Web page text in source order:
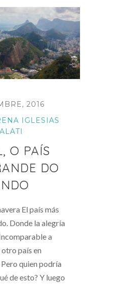
2016
IGLESIAS
O PAÍS
DO
El país más
Donde la alegría
a
país en
quien podría
de esto? Y luego